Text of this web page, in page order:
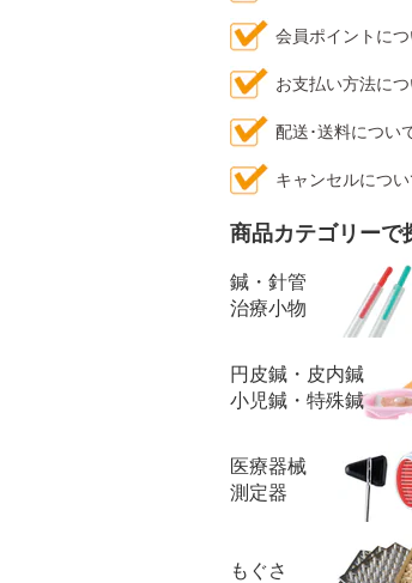
会員ポイントに
お支払い方法に
配送･送料につい
キャンセルについ
商品カテゴリーで
鍼・針管
治療小物
円皮鍼・皮内鍼
小児鍼・特殊鍼
医療器械
測定器
もぐさ